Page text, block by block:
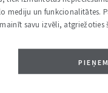
mediju un funkcionalitātes.
savu izvēli, atgriežoties